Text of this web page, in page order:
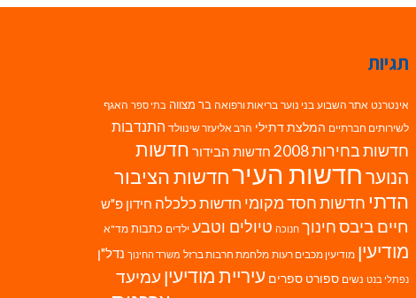
תגיות
אינטרנט אתר השבוע בני נוער בריאות ורפואה בר מצווה בתי ספר האגף
לשירותים חברתיים המלצת דתילי הרב אליעזר שינוולד התנדבות
חדשות בחירות 2008 חדשות הבידור חדשות
הנוערחדשות העירחדשות הציבור
הדתי חדשות חסד מקומי חדשות כלכלה חידון פ"ש
חיים ביבסחינוך חנוכה טיולים וטבע ילדים כתבות מד"א
מודיעין מודיעין מכבים רעות מלחמת חרבות ברזל משרד החינוך נדל"ן
נפתלי בנט נשים ספורט ספרים עיריית מודיעין עמיעד